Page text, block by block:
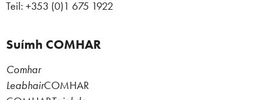
Teil: +353 (0)1 675 1922
Suímh COMHAR
Comhar
LeabhairCOMHAR